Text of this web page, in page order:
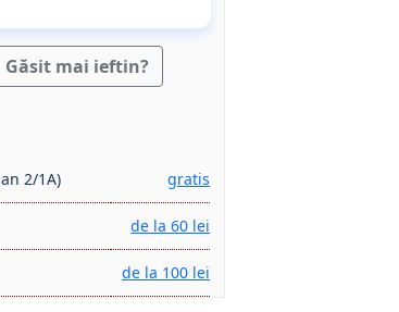
Găsit mai ieftin?
2/1A) gratis
de la 60 lei
de la 100 lei